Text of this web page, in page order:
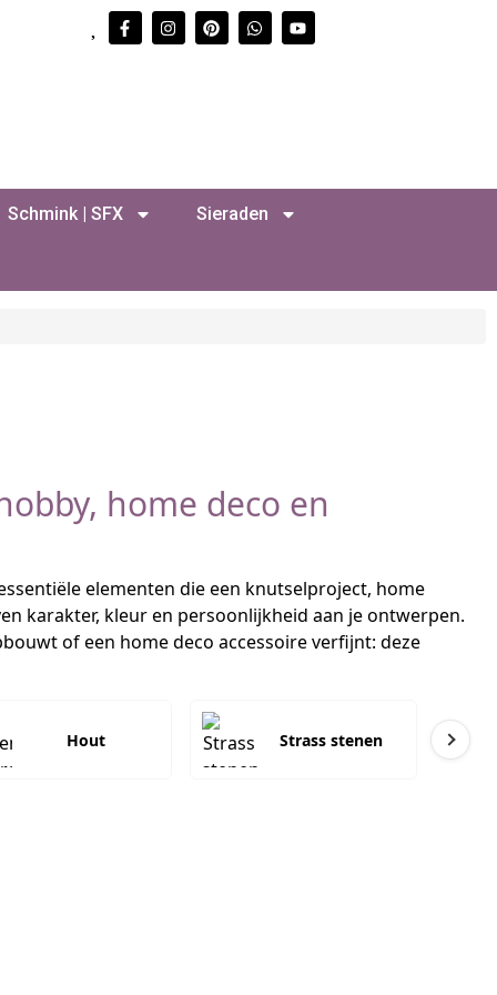
Schmink | SFX Sieraden
home deco en
elementen die een knutselproject, home
karakter, kleur en persoonlijkheid aan je ontwerpen.
of een home deco accessoire verfijnt: deze
Hout Strass stenen